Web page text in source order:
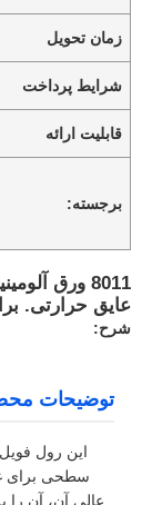
زمان تحویل
شرایط پرداخت
قابلیت ارائه
برجسته:
8011 ورق
عایق حرارتی.
شرح:
توضیحات
این رول
سطحی برای
عالی آن، آن را